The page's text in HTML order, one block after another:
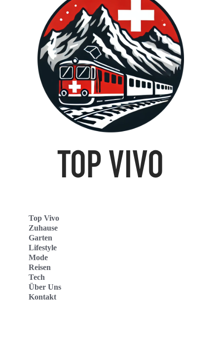
Top Vivo
Zuhause
Garten
Lifestyle
Mode
Reisen
Tech
Über Uns
Kontakt